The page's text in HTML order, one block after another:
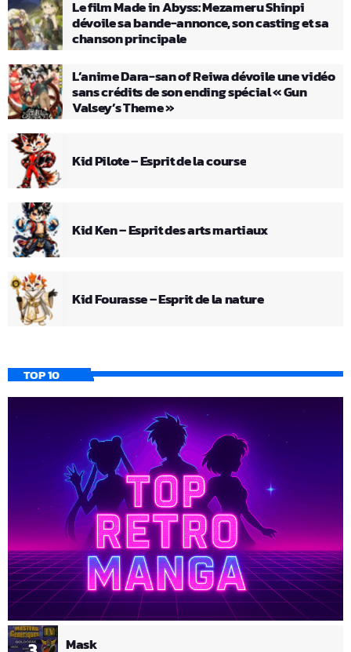
Le film Made in Abyss: Mezameru Shinpi
dévoile sa bande-annonce, son casting et sa
chanson principale
L’anime Dara-san of Reiwa dévoile une vidéo
sans crédits de son ending spécial « Gun
Valsey’s Theme »
Kid Pilote – Esprit de la course
Kid Ken – Esprit des arts martiaux
Kid Fourasse – Esprit de la nature
TOP 10
Mask